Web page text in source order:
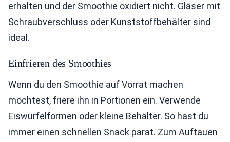
erhalten und der Smoothie oxidiert nicht. Gläser mit
Schraubverschluss oder Kunststoffbehälter sind
ideal.
Einfrieren des Smoothies
Wenn du den Smoothie auf Vorrat machen
möchtest, friere ihn in Portionen ein. Verwende
Eiswürfelformen oder kleine Behälter. So hast du
immer einen schnellen Snack parat. Zum Auftauen